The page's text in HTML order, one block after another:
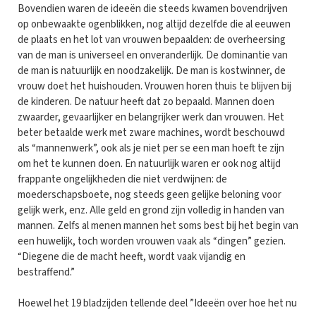
Bovendien waren de ideeën die steeds kwamen bovendrijven
op onbewaakte ogenblikken, nog altijd dezelfde die al eeuwen
de plaats en het lot van vrouwen bepaalden: de overheersing
van de man is universeel en onveranderlijk. De dominantie van
de man is natuurlijk en noodzakelijk. De man is kostwinner, de
vrouw doet het huishouden. Vrouwen horen thuis te blijven bij
de kinderen. De natuur heeft dat zo bepaald. Mannen doen
zwaarder, gevaarlijker en belangrijker werk dan vrouwen. Het
beter betaalde werk met zware machines, wordt beschouwd
als “mannenwerk”, ook als je niet per se een man hoeft te zijn
om het te kunnen doen. En natuurlijk waren er ook nog altijd
frappante ongelijkheden die niet verdwijnen: de
moederschapsboete, nog steeds geen gelijke beloning voor
gelijk werk, enz. Alle geld en grond zijn volledig in handen van
mannen. Zelfs al menen mannen het soms best bij het begin van
een huwelijk, toch worden vrouwen vaak als “dingen” gezien.
“Diegene die de macht heeft, wordt vaak vijandig en
bestraffend.”
Hoewel het 19 bladzijden tellende deel ”Ideeën over hoe het nu